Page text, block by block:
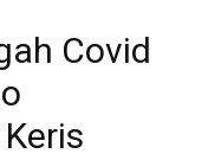
Covid